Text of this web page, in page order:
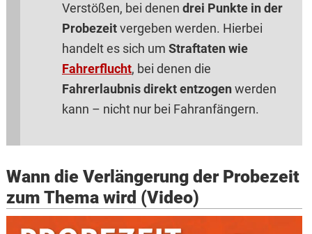
Verstößen, bei denen drei Punkte in der
Probezeitvergeben werden. Hierbei
handelt es sich um Straftaten wie
Fahrerflucht, bei denen die
Fahrerlaubnis direkt entzogen werden
kann – nicht nur bei Fahranfängern.
Wann die Verlängerung der Probezeit
zum Thema wird (Video)